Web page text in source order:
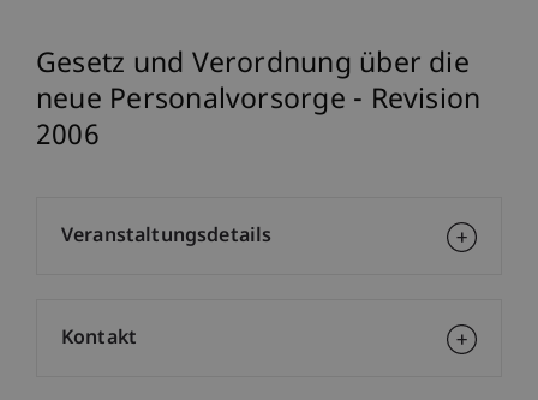
Gesetz und Verordnung über die
neue Personalvorsorge - Revision
2006
Veranstaltungsdetails
Kontakt